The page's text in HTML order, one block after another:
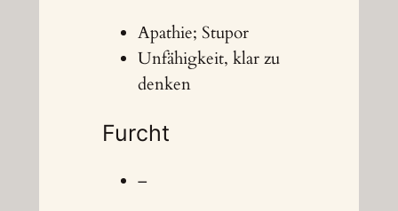
Apathie; Stupor
Unfähigkeit, klar zu
denken
Furcht
–